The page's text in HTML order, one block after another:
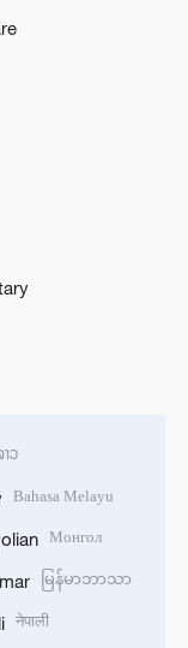
ວ
Bahasa Melayu
Монгол
မြန်မာဘာသာ
नेपाली